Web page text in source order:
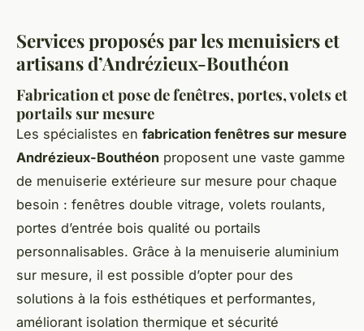
Services proposés par les menuisiers et
artisans d’Andrézieux-Bouthéon
Fabrication et pose de fenêtres, portes, volets et
portails sur mesure
Les spécialistes en fabrication fenêtres sur mesure
Andrézieux-Bouthéon proposent une vaste gamme
de menuiserie extérieure sur mesure pour chaque
besoin : fenêtres double vitrage, volets roulants,
portes d’entrée bois qualité ou portails
personnalisables. Grâce à la menuiserie aluminium
sur mesure, il est possible d’opter pour des
solutions à la fois esthétiques et performantes,
améliorant isolation thermique et sécurité